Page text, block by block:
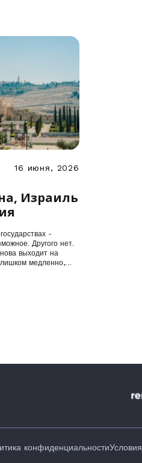
16 июня, 2026
Израиль
-
Другого нет.
выходит на
медленно,…
конфиденциальности